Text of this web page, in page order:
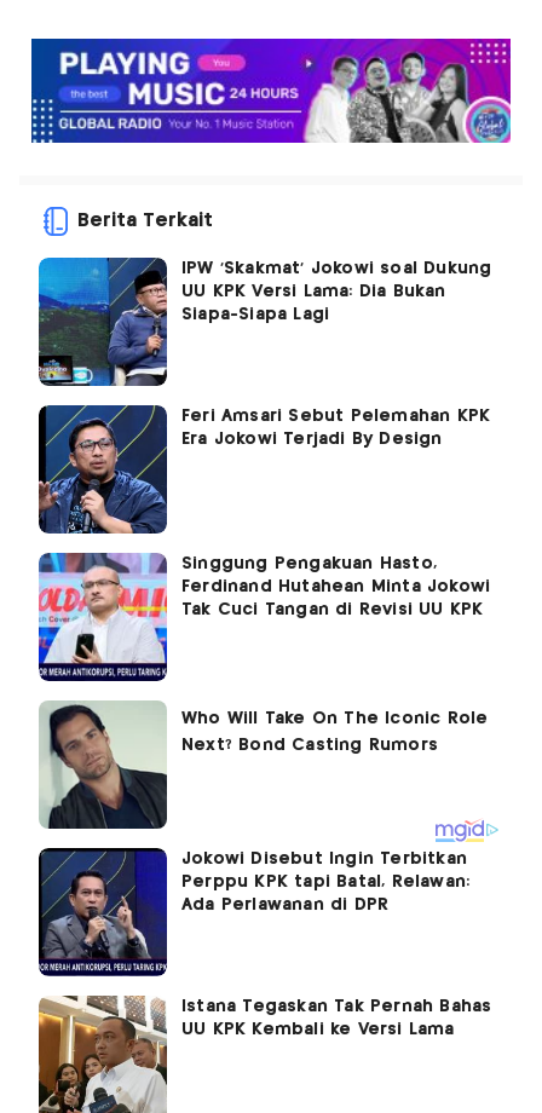
Berita Terkait
IPW 'Skakmat' Jokowi soal Dukung
UU KPK Versi Lama: Dia Bukan
Siapa-Siapa Lagi
Feri Amsari Sebut Pelemahan KPK
Era Jokowi Terjadi By Design
Singgung Pengakuan Hasto,
Ferdinand Hutahean Minta Jokowi
Tak Cuci Tangan di Revisi UU KPK
Jokowi Disebut Ingin Terbitkan
Perppu KPK tapi Batal, Relawan:
Ada Perlawanan di DPR
Istana Tegaskan Tak Pernah Bahas
UU KPK Kembali ke Versi Lama